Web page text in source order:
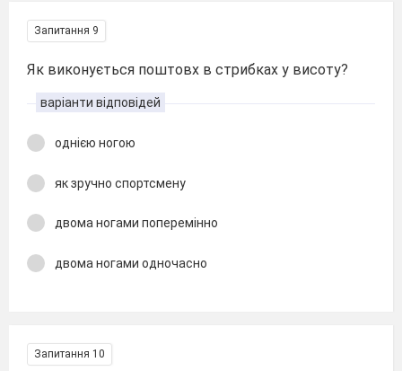
Запитання 9
Як виконується поштовх в стрибках у висоту?
варіанти відповідей
однією ногою
як зручно спортсмену
двома ногами поперемінно
двома ногами одночасно
Запитання 10